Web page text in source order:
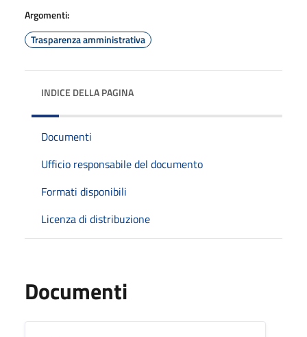
Argomenti:
Trasparenza amministrativa
INDICE DELLA PAGINA
Documenti
Ufficio responsabile del documento
Formati disponibili
Licenza di distribuzione
Documenti